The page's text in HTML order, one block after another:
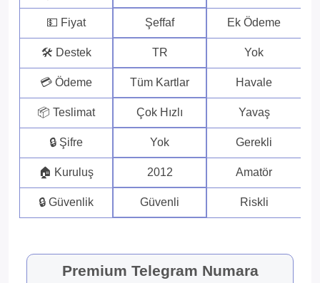
💵 Fiyat Şeffaf Ek Ödeme
🛠 Destek TR Yok
💳 Ödeme Tüm Kartlar Havale
📦 Teslimat Çok Hızlı Yavaş
🔒 Şifre Yok Gerekli
🏠 Kuruluş 2012 Amatör
🔒 Güvenlik Güvenli Riskli
Premium Telegram Numara